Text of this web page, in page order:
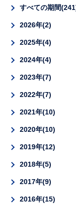
すべての期間 241
2026年 2
2025年 4
2024年 4
2023年 7
2022年 7
2021年 10
2020年 10
2019年 12
2018年 5
2017年 9
2016年 15